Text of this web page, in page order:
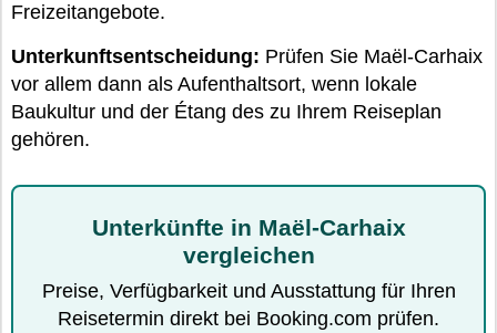
Freizeitangebote.
Unterkunftsentscheidung: Prüfen Sie Maël-Carhaix
vor allem dann als Aufenthaltsort, wenn lokale
Baukultur und der Étang des zu Ihrem Reiseplan
gehören.
Unterkünfte in Maël-Carhaix
vergleichen
Preise, Verfügbarkeit und Ausstattung für Ihren
Reisetermin direkt bei Booking.com prüfen.